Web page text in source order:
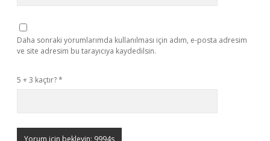
Daha sonraki yorumlarımda kullanılması için adım, e-posta adresim
ve site adresim bu tarayıcıya kaydedilsin.
5 + 3 kaçtır?*